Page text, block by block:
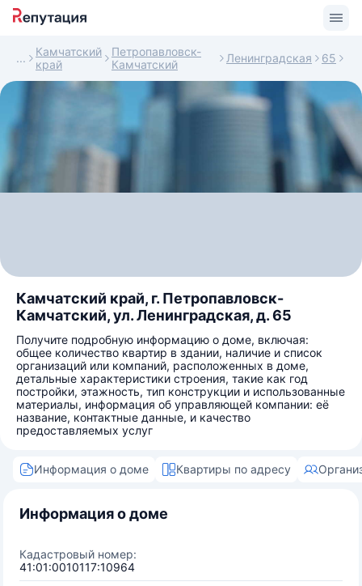
Камчатский
край
Петропавловск-
Камчатский
Ленинградская 65
Камчатский край, г. Петропавловск-
Камчатский, ул. Ленинградская, д. 65
Получите подробную информацию о доме, включая:
общее количество квартир в здании, наличие и список
организаций или компаний, расположенных в доме,
детальные характеристики строения, такие как год
постройки, этажность, тип конструкции и использованные
материалы, информация об управляющей компании: её
название, контактные данные, и качество
предоставляемых услуг
Информация о доме Квартиры по адресу
Информация о доме
Кадастровый номер:
41:01:0010117:10964